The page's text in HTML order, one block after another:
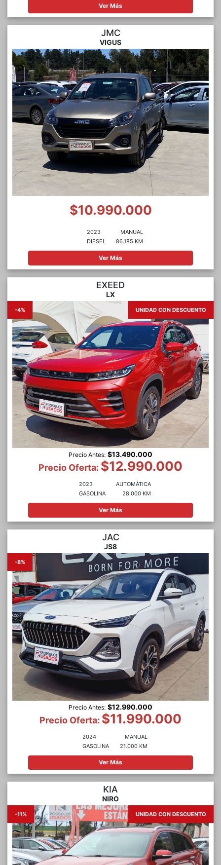
Ver Más
JMC
VIGUS
$10.990.000
2023
DIESEL
MANUAL
86.185 KM
Ver Más
EXEED
LX
-4% UNIDAD CON DESCUENTO
Precio Antes: $13.490.000
Precio Oferta: $12.990.000
2023
GASOLINA
AUTOMÁTICA
28.000 KM
Ver Más
JAC
JS8
-8%
Precio Antes: $12.990.000
Precio Oferta: $11.990.000
2024
GASOLINA
MANUAL
21.000 KM
Ver Más
KIA
NIRO
-11% UNIDAD CON DESCUENTO